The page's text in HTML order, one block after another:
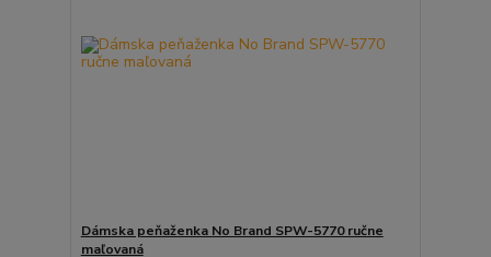
Dámska peňaženka No Brand SPW-5770 ručne
maľovaná